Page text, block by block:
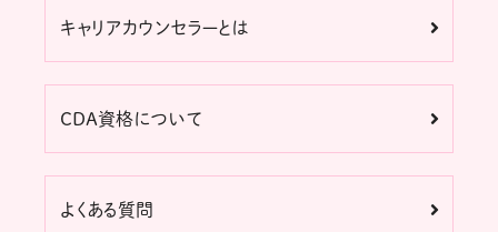
キャリアカウンセラーとは
CDA資格について
よくある質問